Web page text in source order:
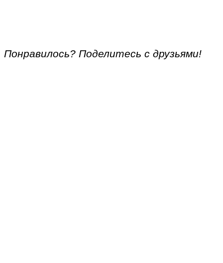
Понравилось? Поделитесь с друзьями!